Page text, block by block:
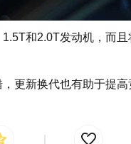
和2.0T发动机，而且
更新换代也有助于提